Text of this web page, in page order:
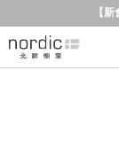
【